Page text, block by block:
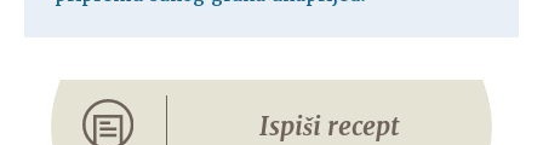
Ispiši recept